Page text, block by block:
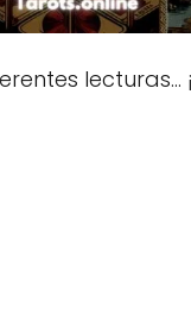
lecturas...